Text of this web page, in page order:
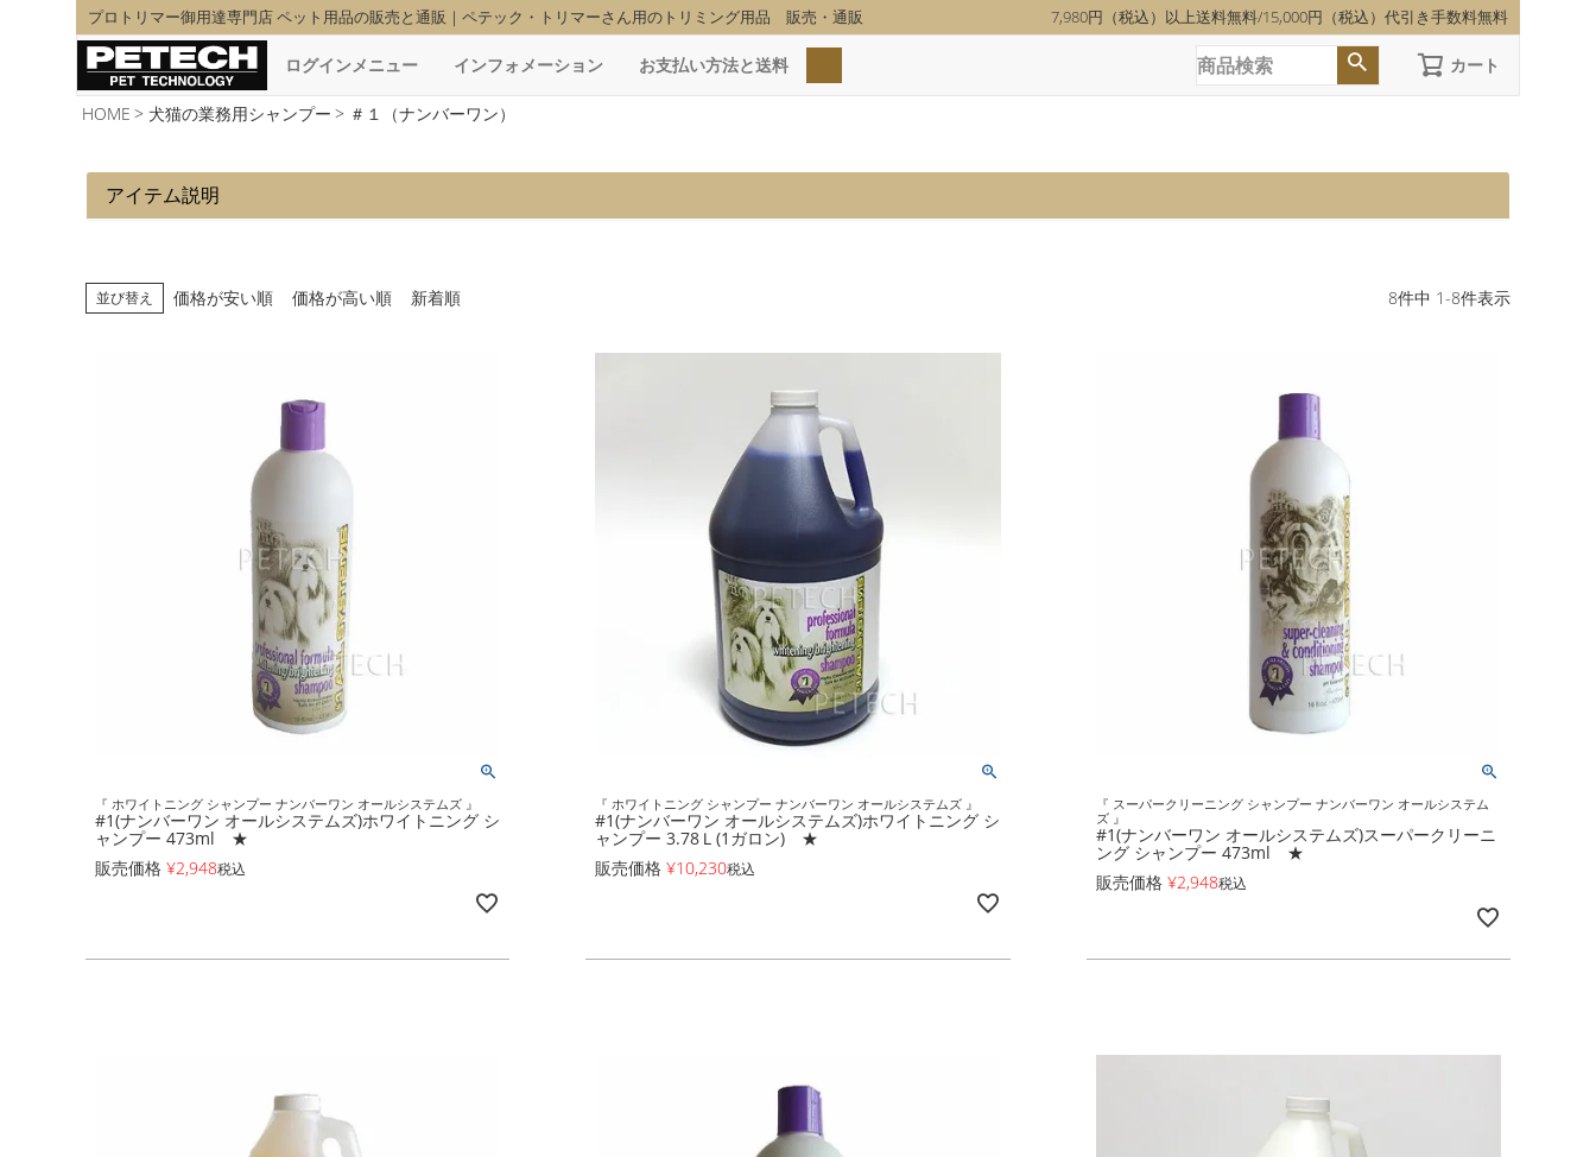
プロトリマー御用達専門店 ペット用品の販売と通販｜ペテック・トリマーさん用のトリミング用品 販売・通販 7,980円（税込）以上送料無料/15,000円（税込）代引き手数料無料
ログインメニュー インフォメーション お支払い方法と送料
検索 カート
HOME 犬猫の業務用シャンプー ＃１（ナンバーワン）
アイテム説明
並び替え 価格が安い順 価格が高い順 新着順 8件中 1-8件表示
『 ホワイトニング シャンプー ナンバーワン オールシステムズ 』
#1(ナンバーワン オールシステムズ)ホワイトニング シ
ャンプー 473ml ★
販売価格 ¥2,948税込
『 ホワイトニング シャンプー ナンバーワン オールシステムズ 』
#1(ナンバーワン オールシステムズ)ホワイトニング シ
ャンプー 3.78Ｌ(1ガロン) ★
販売価格 ¥10,230税込
『 スーパークリーニング シャンプー ナンバーワン オールシステム
ズ 』
#1(ナンバーワン オールシステムズ)スーパークリーニ
ング シャンプー 473ml ★
販売価格 ¥2,948税込